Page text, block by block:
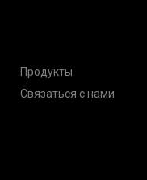
Продукты
Связаться с нами